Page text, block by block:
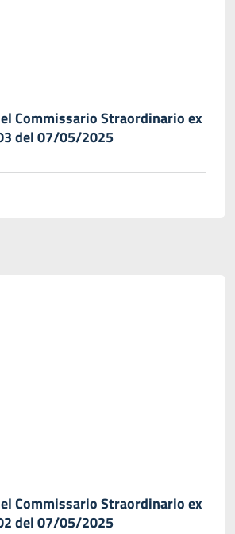
Commissario Straordinario ex
del 07/05/2025
Commissario Straordinario ex
del 07/05/2025